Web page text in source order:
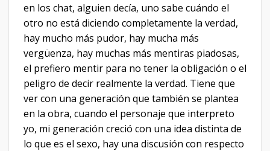
en los chat, alguien decía, uno sabe cuándo el
otro no está diciendo completamente la verdad,
hay mucho más pudor, hay mucha más
vergüenza, hay muchas más mentiras piadosas,
el prefiero mentir para no tener la obligación o el
peligro de decir realmente la verdad. Tiene que
ver con una generación que también se plantea
en la obra, cuando el personaje que interpreto
yo, mi generación creció con una idea distinta de
lo que es el sexo, hay una discusión con respecto